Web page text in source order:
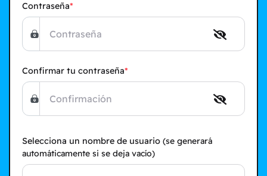
Contraseña
Confirmar tu contraseña
Selecciona un nombre de usuario (se generará
automáticamente si se deja vacío)